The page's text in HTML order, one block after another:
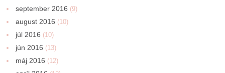
september 2016 (9)
august 2016 (10)
júl 2016 (10)
jún 2016 (13)
máj 2016 (12)